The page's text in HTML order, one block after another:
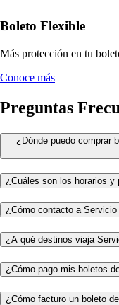
Boleto Flexible
Más protección en tu
Conoce más
Preguntas
¿Dónde puedo comprar
¿Cuáles son los horarios y
¿Cómo contacto a
¿A qué destinos viaja
¿Cómo pago mis boletos
¿Cómo facturo un boleto